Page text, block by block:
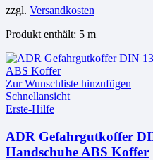
zzgl. Versandkosten
Produkt enthält: 5 m
Zur Wunschliste hinzufügen
Schnellansicht
Erste-Hilfe
ADR Gefahrgutkoffer
Handschuhe ABS Koffer